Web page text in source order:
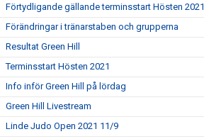
Förtydligande gällande terminsstart Hösten 2021
Förändringar i tränarstaben och grupperna
Resultat Green Hill
Terminsstart Hösten 2021
Info inför Green Hill på lördag
Green Hill Livestream
Linde Judo Open 2021 11/9